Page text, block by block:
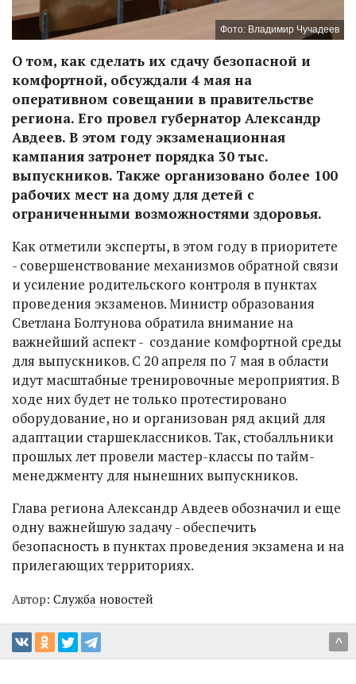
Фото: Владимир Чучадеев
О том, как сделать их сдачу безопасной и
комфортной, обсуждали 4 мая на
оперативном совещании в правительстве
региона. Его провел губернатор Александр
Авдеев. В этом году экзаменационная
кампания затронет порядка 30 тыс.
выпускников. Также организовано более 100
рабочих мест на дому для детей с
ограниченными возможностями здоровья.
Как отметили эксперты, в этом году в приоритете
- совершенствование механизмов обратной связи
и усиление родительского контроля в пунктах
проведения экзаменов. Министр образования
Светлана Болтунова обратила внимание на
важнейший аспект - создание комфортной среды
для выпускников. С 20 апреля по 7 мая в области
идут масштабные тренировочные мероприятия. В
ходе них будет не только протестировано
оборудование, но и организован ряд акций для
адаптации старшеклассников. Так, стобалльники
прошлых лет провели мастер-классы по тайм-
менеджменту для нынешних выпускников.
Глава региона Александр Авдеев обозначил и еще
одну важнейшую задачу - обеспечить
безопасность в пунктах проведения экзамена и на
прилегающих территориях.
Автор: Служба новостей
^